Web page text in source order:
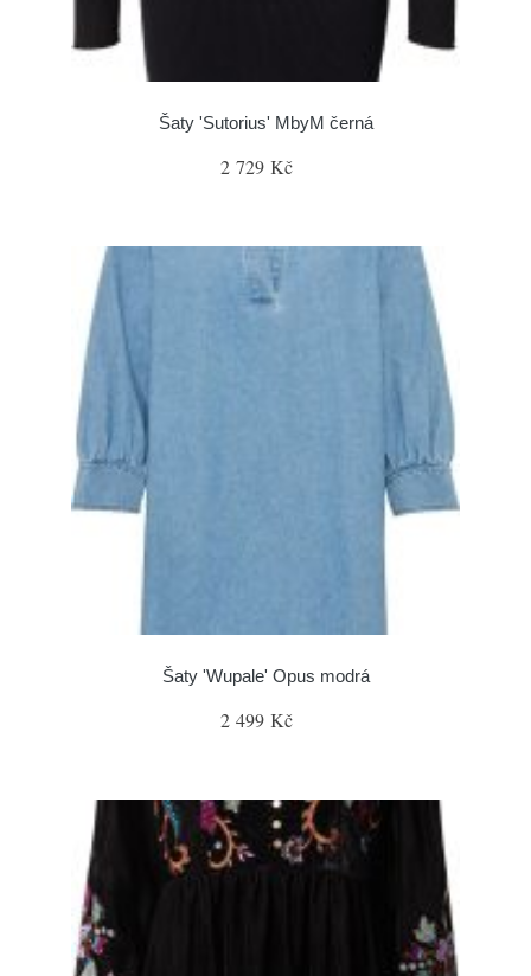
Šaty 'Sutorius' MbyM černá
2 729 Kč
Šaty 'Wupale' Opus modrá
2 499 Kč